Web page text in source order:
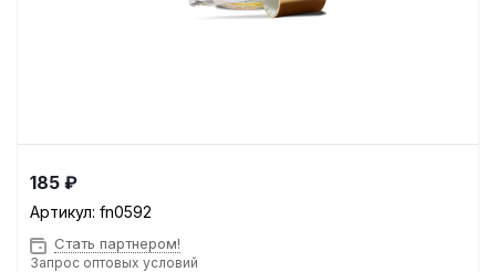
185 ₽
Артикул: fn0592
Стать партнером!
Запрос оптовых условий